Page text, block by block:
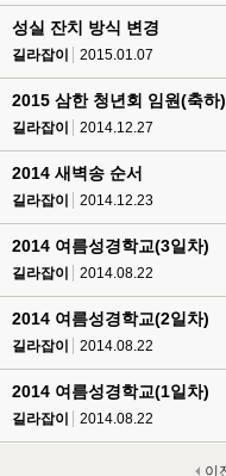
성실 잔치 방식 변경
길라잡이 2015.01.07
2015 삼한 청년회 임원(축하)
길라잡이 2014.12.27
2014 새벽송 순서
길라잡이 2014.12.23
2014 여름성경학교(3일차)
길라잡이 2014.08.22
2014 여름성경학교(2일차)
길라잡이 2014.08.22
2014 여름성경학교(1일차)
길라잡이 2014.08.22
이